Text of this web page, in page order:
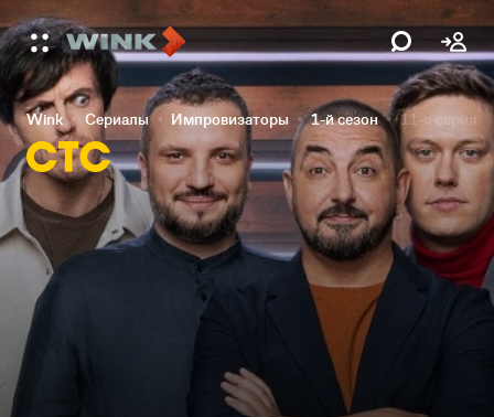
Wink Сериалы Импровизаторы 1-й сезон 11-я серия